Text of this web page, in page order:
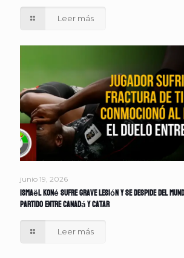
Leer más
junio 19, 2026
Ismaël Koné sufre grave lesión y se despide del
partido entre Canadá y Catar
Leer más